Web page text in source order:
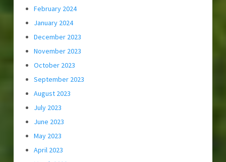
February 2024
January 2024
December 2023
November 2023
October 2023
September 2023
August 2023
July 2023
June 2023
May 2023
April 2023